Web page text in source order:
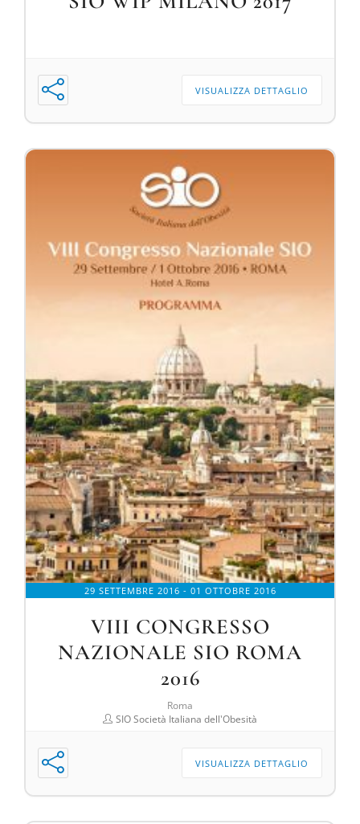
VISUALIZZA DETTAGLIO
29 SETTEMBRE 2016 - 01 OTTOBRE 2016
VIII CONGRESSO
NAZIONALE SIO ROMA
2016
Roma
SIO Società Italiana dell'Obesità
VISUALIZZA DETTAGLIO